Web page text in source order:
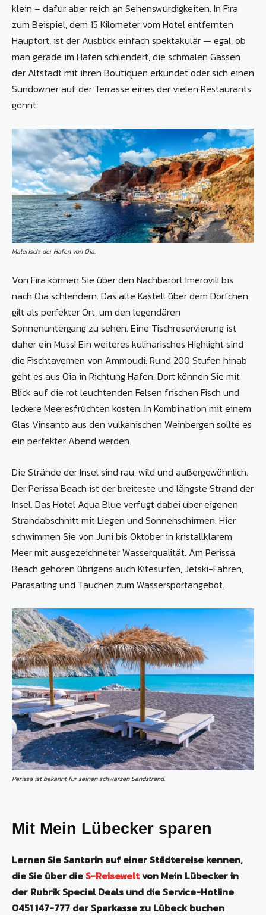
klein – dafür aber reich an Sehenswürdigkeiten. In Fira
zum Beispiel, dem 15 Kilometer vom Hotel entfernten
Hauptort, ist der Ausblick einfach spektakulär — egal, ob
man gerade im Hafen schlendert, die schmalen Gassen
der Altstadt mit ihren Boutiquen erkundet oder sich einen
Sundowner auf der Terrasse eines der vielen Restaurants
gönnt.
Malerisch: der Hafen von Oia.
Von Fira können Sie über den Nachbarort Imerovili bis
nach Oia schlendern. Das alte Kastell über dem Dörfchen
gilt als perfekter Ort, um den legendären
Sonnenuntergang zu sehen. Eine Tischreservierung ist
daher ein Muss! Ein weiteres kulinarisches Highlight sind
die Fischtavernen von Ammoudi. Rund 200 Stufen hinab
geht es aus Oia in Richtung Hafen. Dort können Sie mit
Blick auf die rot leuchtenden Felsen frischen Fisch und
leckere Meeresfrüchten kosten. In Kombination mit einem
Glas Vinsanto aus den vulkanischen Weinbergen sollte es
ein perfekter Abend werden.
Die Strände der Insel sind rau, wild und außergewöhnlich.
Der Perissa Beach ist der breiteste und längste Strand der
Insel. Das Hotel Aqua Blue verfügt dabei über eigenen
Strandabschnitt mit Liegen und Sonnenschirmen. Hier
schwimmen Sie von Juni bis Oktober in kristallklarem
Meer mit ausgezeichneter Wasserqualität. Am Perissa
Beach gehören übrigens auch Kitesurfen, Jetski-Fahren,
Parasailing und Tauchen zum Wassersportangebot.
Perissa ist bekannt für seinen schwarzen Sandstrand.
Mit Mein Lübecker sparen
Lernen Sie Santorin auf einer Städtereise kennen,
die Sie über die S-Reiseweltvon Mein Lübecker in
der Rubrik Special Deals und die Service-Hotline
0451 147-777 der Sparkasse zu Lübeck buchen